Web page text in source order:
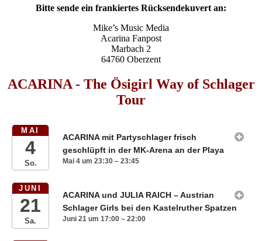
Bitte sende ein frankiertes Rücksendekuvert an:
Mike’s Music Media
Acarina Fanpost
Marbach 2
64760 Oberzent
ACARINA - The Ösigirl Way of Schlager
Tour
MAI
4
So.
ACARINA mit Partyschlager frisch
geschlüpft in der MK-Arena an der Playa
Mai 4 um 23:30 – 23:45
JUNI
21
Sa.
ACARINA und JULIA RAICH – Austrian
Schlager Girls bei den Kastelruther Spatzen
Juni 21 um 17:00 – 22:00